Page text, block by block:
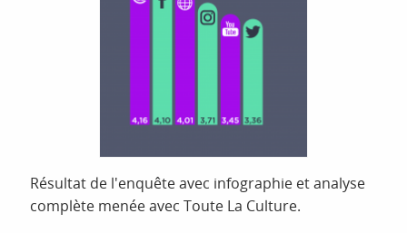
Résultat de l'enquête avec infographie et analyse
complète menée avec Toute La Culture.